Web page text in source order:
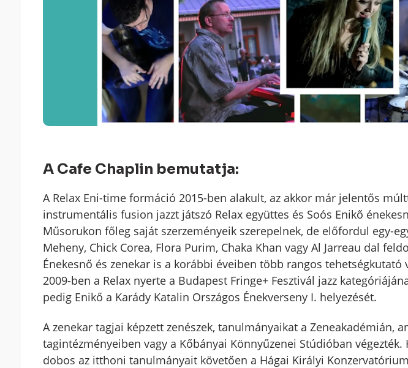
A Cafe Chaplin bemutatja:
A Relax Eni-time formáció 2015-ben alakult, az akkor már jelentős
instrumentális fusion jazzt játszó Relax együttes és Soós Enikő
Műsorukon főleg saját szerzeményeik szerepelnek, de előfordul egy-
Meheny, Chick Corea, Flora Purim, Chaka Khan vagy Al Jarreau dal
Énekesnő és zenekar is a korábbi éveiben több rangos tehetségkutató
2009-ben a Relax nyerte a Budapest Fringe+ Fesztivál jazz
pedig Enikő a Karády Katalin Országos Énekverseny I. helyezését.
A zenekar tagjai képzett zenészek, tanulmányaikat a Zeneakadémián,
tagintézményeiben vagy a Kőbányai Könnyűzenei Stúdióban végezték.
dobos az itthoni tanulmányait követően a Hágai Királyi